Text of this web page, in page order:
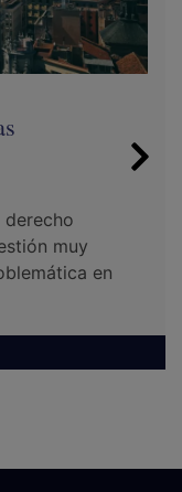
muy
en